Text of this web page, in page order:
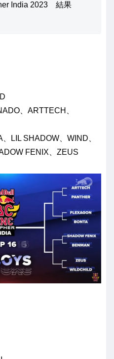
India 2023 結果
、ARTTECH、
LIL SHADOW、WIND、
FENIX、ZEUS